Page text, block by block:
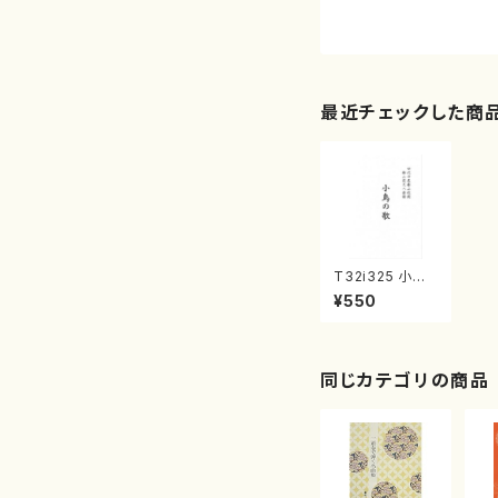
最近チェックした商
T32i325 小鳥
の歌（尺八/宮城
道雄/楽譜）都山
¥550
同じカテゴリの商品